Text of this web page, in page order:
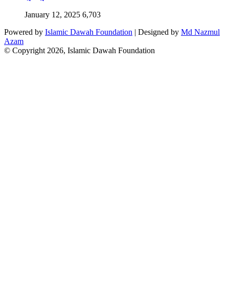
January 12, 2025 6,703
Powered by Islamic Dawah Foundation | Designed by Md Nazmul
Azam
© Copyright 2026, Islamic Dawah Foundation